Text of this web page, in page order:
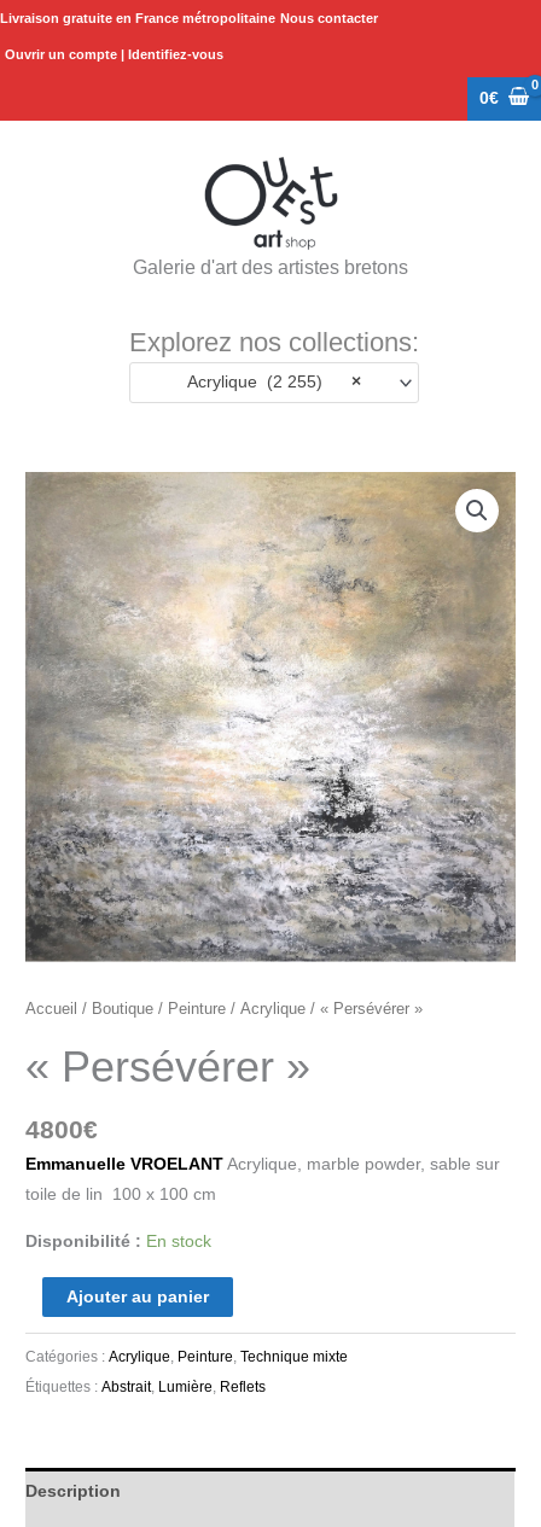
Aller
Livraison gratuite en France métropolitaine Nous contacter
Ouvrir un compte | Identifiez-vous
0€
Galerie d'art des artistes bretons
Explorez nos collections:
×
Acrylique (2 255)
Accueil / Boutique / Peinture /Acrylique / « Persévérer »
« Persévérer »
4800€
Emmanuelle VROELANT Acrylique, marble powder, sable sur
toile de lin 100 x 100 cm
Disponibilité : En stock
quantité
"Persévérer"
Ajouter au panier
Catégories :Acrylique Peinture ,Technique mixte
Étiquettes :Abstrait, Lumière Reflets
Description